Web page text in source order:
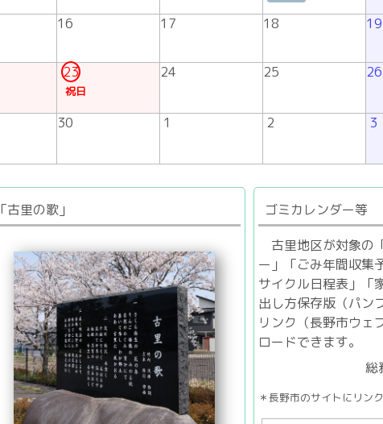
16 17 18 19
23
祝日
24 25 26
30 1 2 3
「古里の歌」
ゴミカレンダー等
古里地区が対象の
ー」「ごみ年間収集
サイクル日程表」「
出し方保存版（パン
リンク（長野市ウェ
ロードできます。
総
＊長野市のサイトにリン